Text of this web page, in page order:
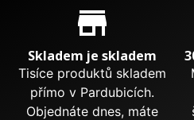
Proč nakupovat u nás?
store_mall_directory
Skladem je skladem
Tisíce produktů skladem
přímo v Pardubicích.
Objednáte dnes, máte